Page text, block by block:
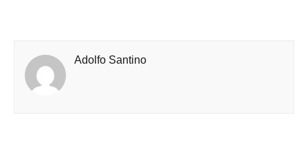
Adolfo Santino